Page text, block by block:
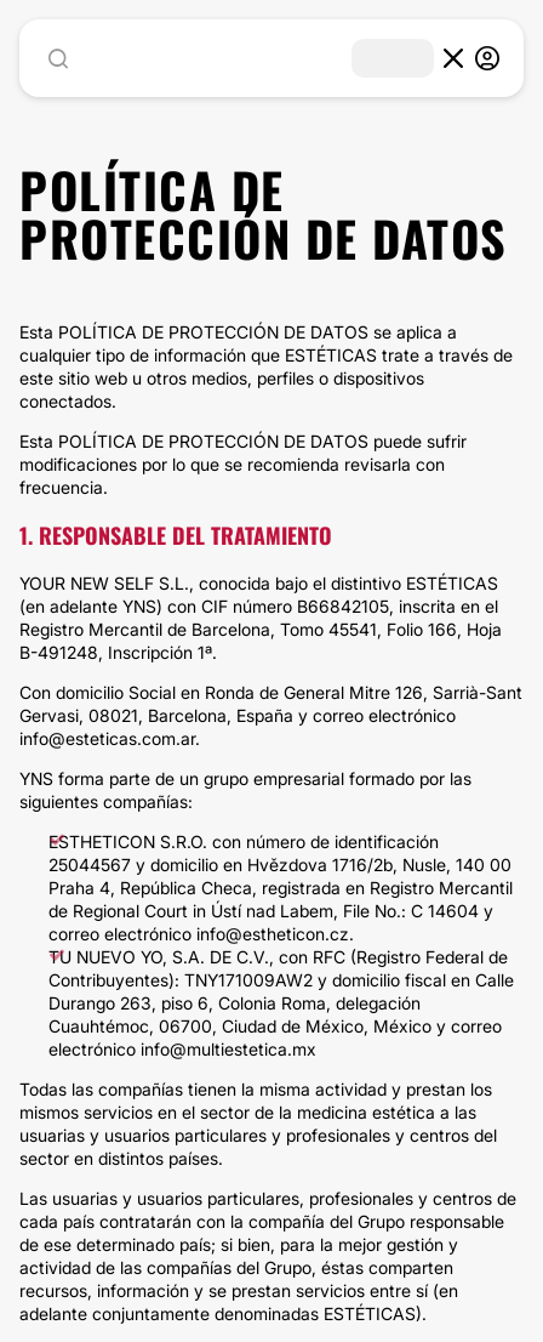
POLÍTICA DE
PROTECCIÓN DE DATOS
Esta POLÍTICA DE PROTECCIÓN DE DATOS se aplica a
cualquier tipo de información que ESTÉTICAS trate a través de
este sitio web u otros medios, perfiles o dispositivos
conectados.
Esta POLÍTICA DE PROTECCIÓN DE DATOS puede sufrir
modificaciones por lo que se recomienda revisarla con
frecuencia.
1. RESPONSABLE DEL TRATAMIENTO
YOUR NEW SELF S.L., conocida bajo el distintivo ESTÉTICAS
(en adelante YNS) con CIF número B66842105, inscrita en el
Registro Mercantil de Barcelona, Tomo 45541, Folio 166, Hoja
B-491248, Inscripción 1ª.
Con domicilio Social en Ronda de General Mitre 126, Sarrià-Sant
Gervasi, 08021, Barcelona, España y correo electrónico
info@esteticas.com.ar.
YNS forma parte de un grupo empresarial formado por las
siguientes compañías:
ESTHETICON S.R.O. con número de identificación
25044567 y domicilio en Hvězdova 1716/2b, Nusle, 140 00
Praha 4, República Checa, registrada en Registro Mercantil
de Regional Court in Ústí nad Labem, File No.: C 14604 y
correo electrónico info@estheticon.cz.
TU NUEVO YO, S.A. DE C.V., con RFC (Registro Federal de
Contribuyentes): TNY171009AW2 y domicilio fiscal en Calle
Durango 263, piso 6, Colonia Roma, delegación
Cuauhtémoc, 06700, Ciudad de México, México y correo
electrónico info@multiestetica.mx
Todas las compañías tienen la misma actividad y prestan los
mismos servicios en el sector de la medicina estética a las
usuarias y usuarios particulares y profesionales y centros del
sector en distintos países.
Las usuarias y usuarios particulares, profesionales y centros de
cada país contratarán con la compañía del Grupo responsable
de ese determinado país; si bien, para la mejor gestión y
actividad de las compañías del Grupo, éstas comparten
recursos, información y se prestan servicios entre sí (en
adelante conjuntamente denominadas ESTÉTICAS).